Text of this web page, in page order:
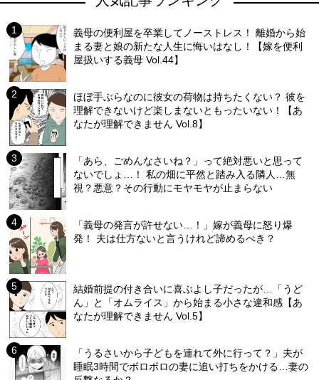
義母の便利屋を卒業してノーストレス！ 離婚から始
まる妻と娘の新たな人生に悔いはなし！【嫁を便利
屋扱いする義母 Vol.44】
ほぼ手ぶらなのに彼女の荷物は持ちたくない？ 彼を
理解できないけど楽しまないともったいない！【あ
なたが理解できません Vol.8】
「あら、ごめんなさいね？」って絶対悪いと思って
ないでしょ…！ 私の畑に平然と踏み入る隣人…無
視？悪意？その行動にモヤモヤが止まらない
「義母の発言が許せない…！」嫁が義母に怒り爆
発！ 夫は仕方ないと言うけれど諦めるべき？
結婚前提の付き合いに喜ぶよし子だったが…「うど
ん」と「オムライス」から始まる小さな違和感【あ
なたが理解できません Vol.5】
「うるさいから子どもを連れて外に行って？」夫が
睡眠3時間でボロボロの妻に追い打ちをかける…妻の